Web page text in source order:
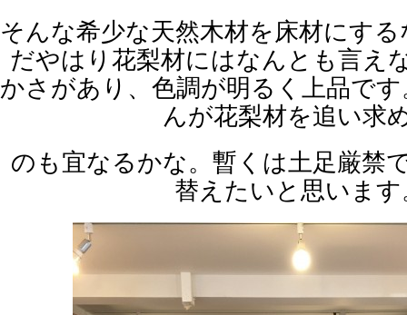
そんな希少な天然木材を床材にす
だやはり花梨材にはなんとも言え
かさがあり、色調が明るく上品で
んが花梨材を追い求
のも宜なるかな。暫くは土足厳禁
替えたいと思います